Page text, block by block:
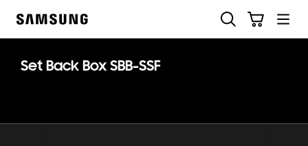
Set Back Box SBB-SSF